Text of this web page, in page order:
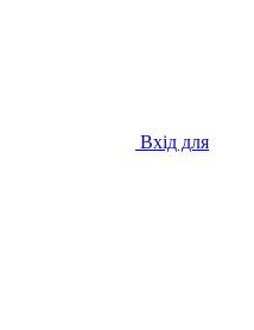
Вхід для